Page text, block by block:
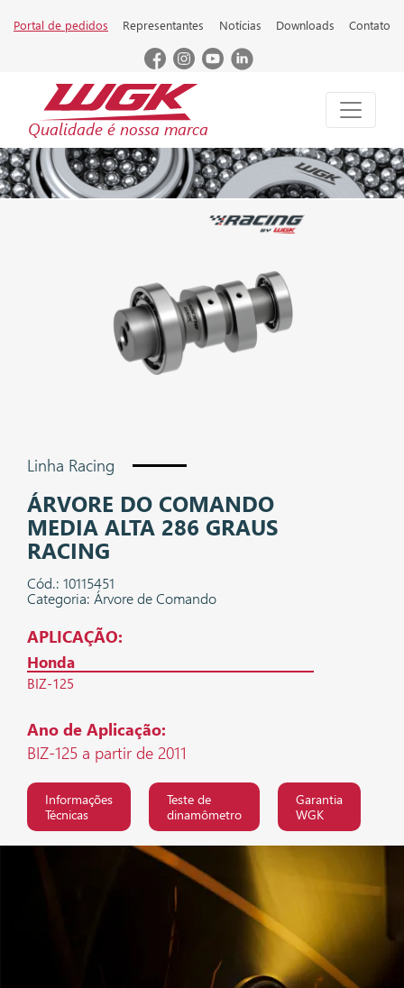
Portal de pedidos Representantes Notícias Downloads Contato
Qualidade é nossa marca
Linha Racing
ÁRVORE DO COMANDO
MEDIA ALTA 286 GRAUS
RACING
Cód.: 10115451
Categoria: Árvore de Comando
APLICAÇÃO:
Honda
BIZ-125
Ano de Aplicação:
BIZ-125 a partir de 2011
Informações
Técnicas
Teste de
dinamômetro
Garantia
WGK